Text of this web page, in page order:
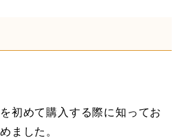
初めて購入する際に知ってお
ました。